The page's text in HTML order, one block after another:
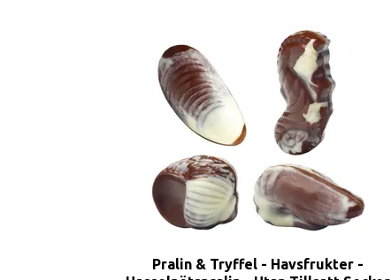
Pralin & Tryffel - Havsfrukter -